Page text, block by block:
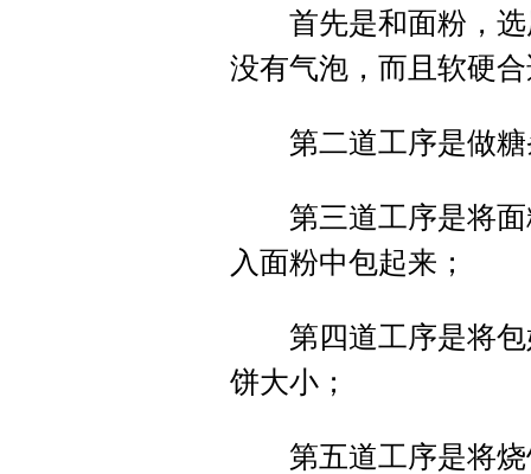
首先是和面粉，选
没有气泡，而且软硬
第二道工序是做糖
第三道工序是将面
入面粉中包起来；
第四道工序是将包
饼大小；
第五道工序是将烧